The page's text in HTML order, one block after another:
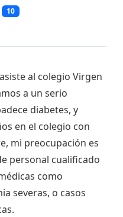
10
al colegio Virgen
a un serio
diabetes, y
en el colegio con
mi preocupación es
personal cualificado
como
severas, o casos